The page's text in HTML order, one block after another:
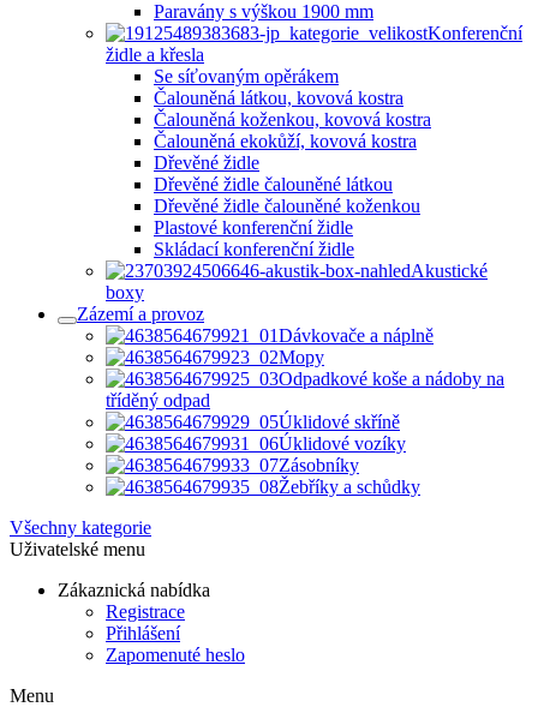
Paravány s výškou 1900 mm
Konferenční
židle a křesla
Se síťovaným opěrákem
Čalouněná látkou, kovová kostra
Čalouněná koženkou, kovová kostra
Čalouněná ekokůží, kovová kostra
Dřevěné židle
Dřevěné židle čalouněné látkou
Dřevěné židle čalouněné koženkou
Plastové konferenční židle
Skládací konferenční židle
Akustické
boxy
Zázemí a provoz
Dávkovače a náplně
Mopy
Odpadkové koše a nádoby na
tříděný odpad
Úklidové skříně
Úklidové vozíky
Zásobníky
Žebříky a schůdky
Všechny kategorie
Uživatelské menu
Zákaznická nabídka
Registrace
Přihlášení
Zapomenuté heslo
Menu